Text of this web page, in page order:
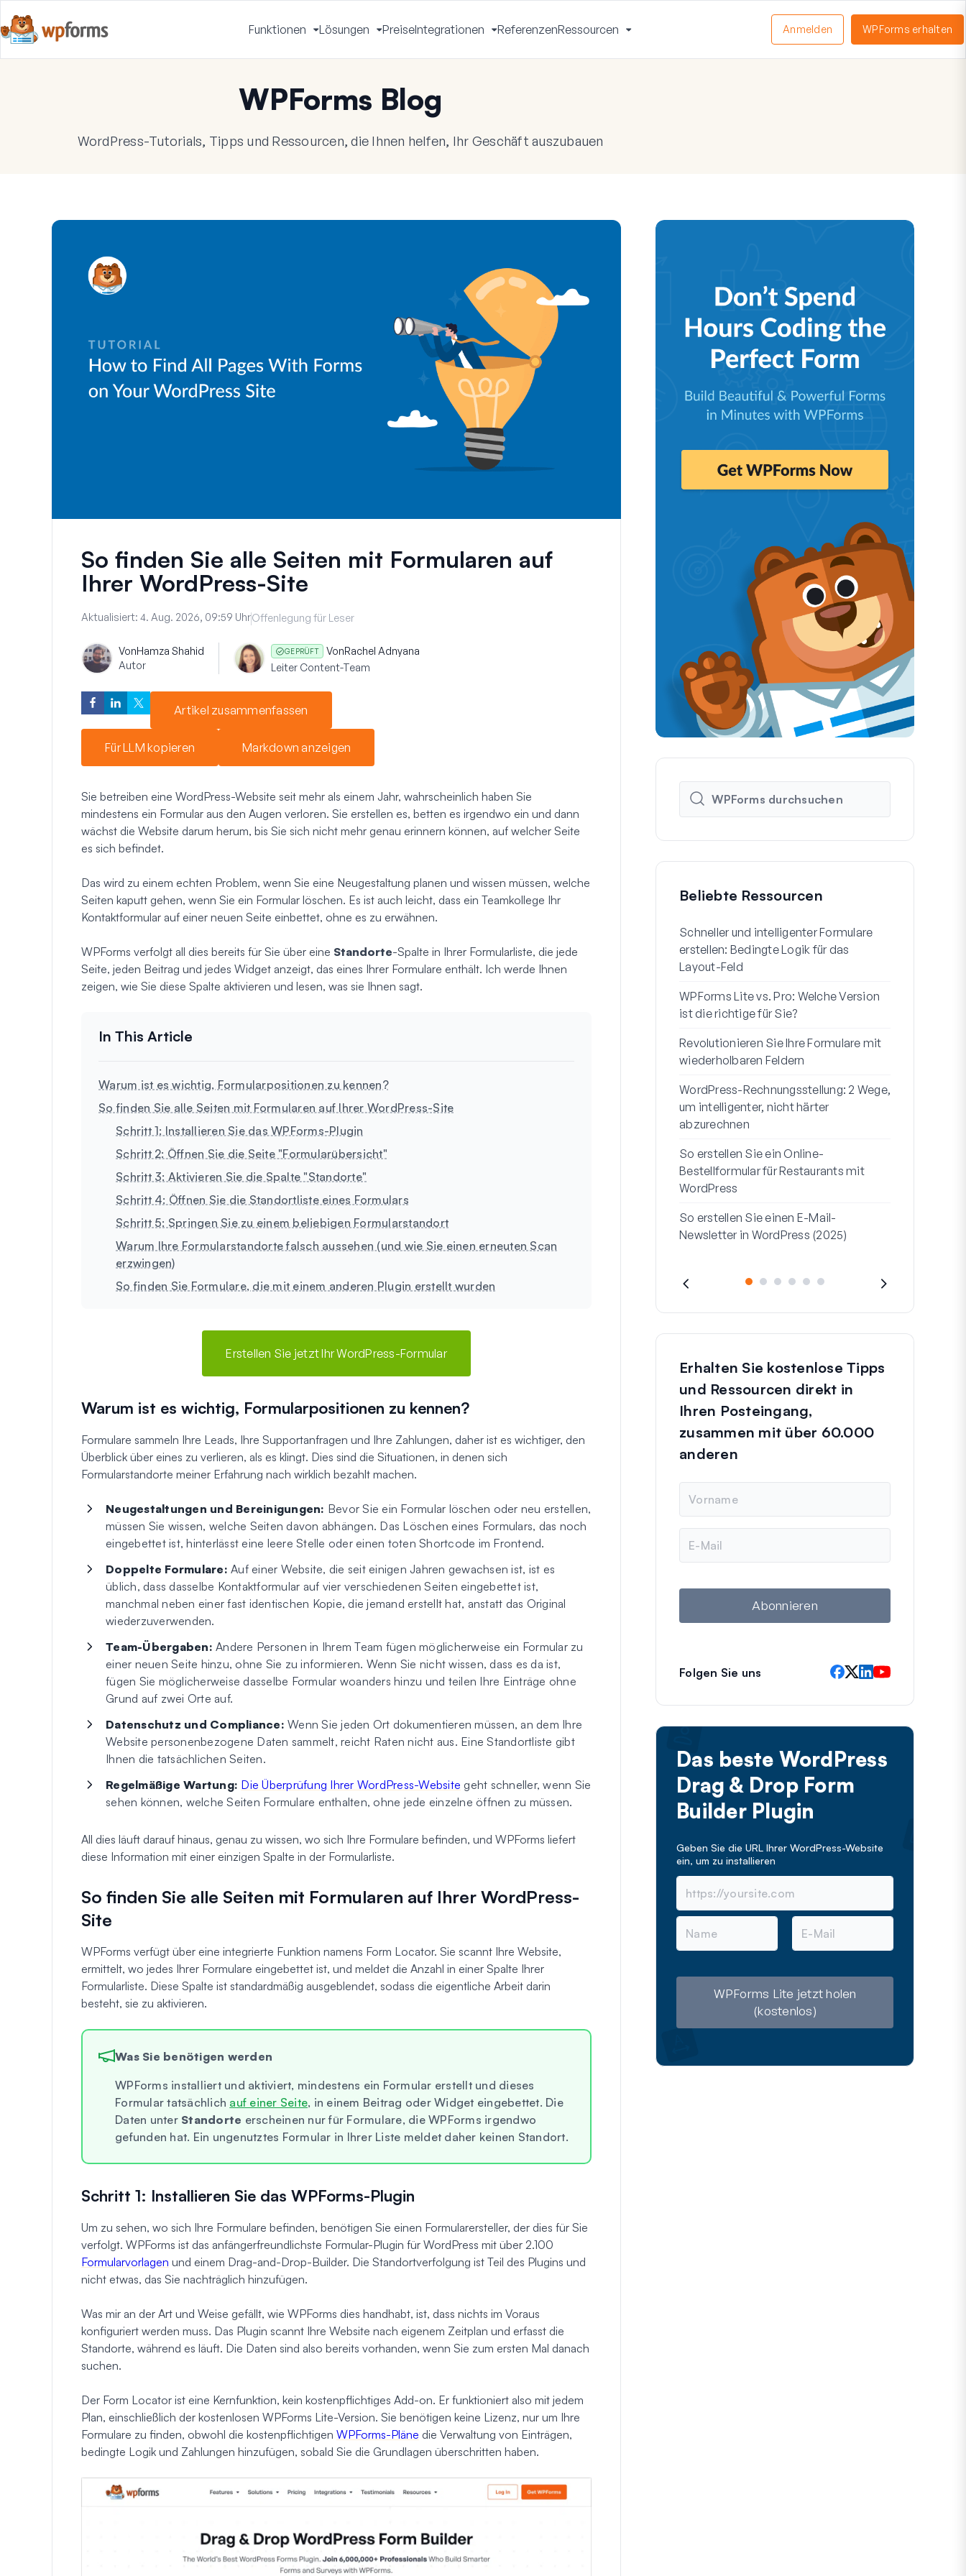
Funktionen
Menü
umschalten
Lösungen
Menü
umschalten
PreiseIntegrationen
Menü
umschalten
ReferenzenRessourcen
umschalten
Anmelden WPForms erhalten
WPForms Blog
WordPress-Tutorials, Tipps und Ressourcen, die Ihnen helfen, Ihr Geschäft auszubauen
So finden Sie alle Seiten mit Formularen auf
Ihrer WordPress-Site
Aktualisiert: 4. Aug. 2026, 09:59 UhrOffenlegung für Leser
VonHamza Shahid
Autor
GEPRÜFT VonRachel Adnyana
Leiter Content-Team
Artikel zusammenfassen
Für LLM kopieren Markdown anzeigen
Sie betreiben eine WordPress-Website seit mehr als einem Jahr, wahrscheinlich haben Sie
mindestens ein Formular aus den Augen verloren. Sie erstellen es, betten es irgendwo ein und dann
wächst die Website darum herum, bis Sie sich nicht mehr genau erinnern können, auf welcher Seite
es sich befindet.
Das wird zu einem echten Problem, wenn Sie eine Neugestaltung planen und wissen müssen, welche
Seiten kaputt gehen, wenn Sie ein Formular löschen. Es ist auch leicht, dass ein Teamkollege Ihr
Kontaktformular auf einer neuen Seite einbettet, ohne es zu erwähnen.
WPForms verfolgt all dies bereits für Sie über eine Standorte-Spalte in Ihrer Formularliste, die jede
Seite, jeden Beitrag und jedes Widget anzeigt, das eines Ihrer Formulare enthält. Ich werde Ihnen
zeigen, wie Sie diese Spalte aktivieren und lesen, was sie Ihnen sagt.
Warum ist es wichtig, Formularpositionen zu kennen?
So finden Sie alle Seiten mit Formularen auf Ihrer WordPress-Site
Schritt 1: Installieren Sie das WPForms-Plugin
Schritt 2: Öffnen Sie die Seite "Formularübersicht"
Schritt 3: Aktivieren Sie die Spalte "Standorte"
Schritt 4: Öffnen Sie die Standortliste eines Formulars
Schritt 5: Springen Sie zu einem beliebigen Formularstandort
Warum Ihre Formularstandorte falsch aussehen (und wie Sie einen erneuten Scan
erzwingen)
So finden Sie Formulare, die mit einem anderen Plugin erstellt wurden
Erstellen Sie jetzt Ihr WordPress-Formular
Warum ist es wichtig, Formularpositionen zu kennen?
Formulare sammeln Ihre Leads, Ihre Supportanfragen und Ihre Zahlungen, daher ist es wichtiger, den
Überblick über eines zu verlieren, als es klingt. Dies sind die Situationen, in denen sich
Formularstandorte meiner Erfahrung nach wirklich bezahlt machen.
Neugestaltungen und Bereinigungen: Bevor Sie ein Formular löschen oder neu erstellen,
müssen Sie wissen, welche Seiten davon abhängen. Das Löschen eines Formulars, das noch
eingebettet ist, hinterlässt eine leere Stelle oder einen toten Shortcode im Frontend.
Doppelte Formulare: Auf einer Website, die seit einigen Jahren gewachsen ist, ist es
üblich, dass dasselbe Kontaktformular auf vier verschiedenen Seiten eingebettet ist,
manchmal neben einer fast identischen Kopie, die jemand erstellt hat, anstatt das Original
wiederzuverwenden.
Team-Übergaben: Andere Personen in Ihrem Team fügen möglicherweise ein Formular zu
einer neuen Seite hinzu, ohne Sie zu informieren. Wenn Sie nicht wissen, dass es da ist,
fügen Sie möglicherweise dasselbe Formular woanders hinzu und teilen Ihre Einträge ohne
Grund auf zwei Orte auf.
Datenschutz und Compliance: Wenn Sie jeden Ort dokumentieren müssen, an dem Ihre
Website personenbezogene Daten sammelt, reicht Raten nicht aus. Eine Standortliste gibt
Ihnen die tatsächlichen Seiten.
Regelmäßige Wartung: Die Überprüfung Ihrer WordPress-Website geht schneller, wenn Sie
sehen können, welche Seiten Formulare enthalten, ohne jede einzelne öffnen zu müssen.
All dies läuft darauf hinaus, genau zu wissen, wo sich Ihre Formulare befinden, und WPForms liefert
diese Information mit einer einzigen Spalte in der Formularliste.
So finden Sie alle Seiten mit Formularen auf Ihrer WordPress-
Site
WPForms verfügt über eine integrierte Funktion namens Form Locator. Sie scannt Ihre Website,
ermittelt, wo jedes Ihrer Formulare eingebettet ist, und meldet die Anzahl in einer Spalte Ihrer
Formularliste. Diese Spalte ist standardmäßig ausgeblendet, sodass die eigentliche Arbeit darin
besteht, sie zu aktivieren.
Was Sie benötigen werden
WPForms installiert und aktiviert, mindestens ein Formular erstellt und dieses
Formular tatsächlich auf einer Seite, in einem Beitrag oder Widget eingebettet. Die
Daten unter Standorte erscheinen nur für Formulare, die WPForms irgendwo
gefunden hat. Ein ungenutztes Formular in Ihrer Liste meldet daher keinen Standort.
Schritt 1: Installieren Sie das WPForms-Plugin
Um zu sehen, wo sich Ihre Formulare befinden, benötigen Sie einen Formularersteller, der dies für Sie
verfolgt. WPForms ist das anfängerfreundlichste Formular-Plugin für WordPress mit über 2.100
Formularvorlagen und einem Drag-and-Drop-Builder. Die Standortverfolgung ist Teil des Plugins und
nicht etwas, das Sie nachträglich hinzufügen.
Was mir an der Art und Weise gefällt, wie WPForms dies handhabt, ist, dass nichts im Voraus
konfiguriert werden muss. Das Plugin scannt Ihre Website nach eigenem Zeitplan und erfasst die
Standorte, während es läuft. Die Daten sind also bereits vorhanden, wenn Sie zum ersten Mal danach
suchen.
Der Form Locator ist eine Kernfunktion, kein kostenpflichtiges Add-on. Er funktioniert also mit jedem
Plan, einschließlich der kostenlosen WPForms Lite-Version. Sie benötigen keine Lizenz, nur um Ihre
Formulare zu finden, obwohl die kostenpflichtigen WPForms-Pläne die Verwaltung von Einträgen,
bedingte Logik und Zahlungen hinzufügen, sobald Sie die Grundlagen überschritten haben.
Beliebte Ressourcen
Schneller und intelligenter Formulare
erstellen: Bedingte Logik für das
Layout-Feld
WPForms Lite vs. Pro: Welche Version
ist die richtige für Sie?
Revolutionieren Sie Ihre Formulare mit
wiederholbaren Feldern
WordPress-Rechnungsstellung: 2 Wege,
um intelligenter, nicht härter
abzurechnen
So erstellen Sie ein Online-
Bestellformular für Restaurants mit
WordPress
So erstellen Sie einen E-Mail-
Newsletter in WordPress (2025)
Erhalten Sie kostenlose Tipps
und Ressourcen direkt in
Ihren Posteingang,
zusammen mit über 60.000
anderen
m
e
M
i
Abonnieren
Folgen Sie uns
Das beste WordPress
Drag & Drop Form
Builder Plugin
Geben Sie die URL Ihrer WordPress-Website
ein, um zu installieren
N
m
E
M
WPForms Lite jetzt holen
(kostenlos)